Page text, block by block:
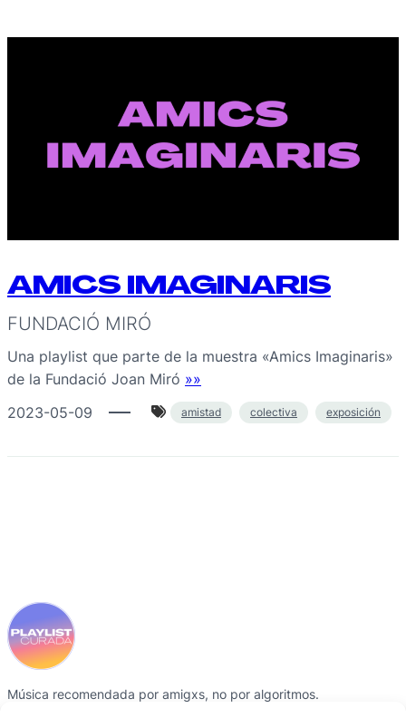
AMICS IMAGINARIS
FUNDACIÓ MIRÓ
Una playlist que parte de la muestra «Amics Imaginaris»
de la Fundació Joan Miró »»
2023-05-09
amistad colectiva exposición
Música recomendada por amigxs, no por algoritmos.